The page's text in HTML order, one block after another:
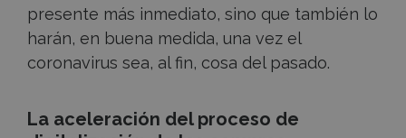
presente más inmediato, sino que también lo
harán, en buena medida, una vez el
coronavirus sea, al fin, cosa del pasado.
La aceleración del proceso de